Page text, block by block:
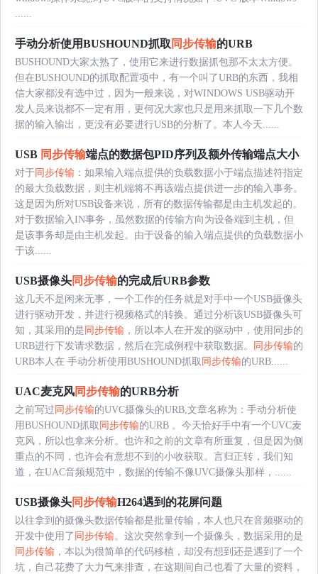
......
手动分析使用BUSHOUND抓取 同步传输的URB
BUSHOUND大家太熟了，使用它来进行数据抓包那不太太方便。
但在BUSHOUND的抓取配置项中，有一个叫了URB的东西，我相
信大家都没有选中过，因为一般来说，对WINDOWS USB驱动开
发人员来说都不一定有用，更何况大家也只是用来抓取一下几个数
据的输入输出，更没有必要进行USB的分析了。本人今天......
USB 同步传输端点的数据包PID序列及额外传输端点大小
对于 同步传输 ：如果输入端点提供的负载数据小于端点描述符指定
的最大负载数据，则主机端将不再该端点提供进一步的输入事务。
这是因为所对USB设备来说，所有的数据传输都是由主机发起的。
对于数据输入IN事务，虽然数据的传输方向为设备端到主机，但
是该事务却是由主机发起。由于设备的输入端点提供的负载数据小
于该......
USB摄像头同步传输的完成后URB参数
这几天不是闲来无事，一个工作的任务就是对手中一个USB摄像头
进行驱动开发，并进行视频格式的转换。通过分析该USB摄像头可
知，其采用的是 同步传输 ，所以本人在开发的驱动中，使用同步的
URB进行下发请求数据，然后在完成例程中获取数据。
同步传输的
URB本人在 手动分析使用BUSHOUND抓取 同步传输的URB......
UAC麦克风同步传输的URB分析
之前写过 同步传输的UVC摄像头的URB,文章名称为：手动分析使
用BUSHOUND抓取 同步传输的URB 。今天恰好手中有一个UVC麦
克风，所以也拿来分析。也许和之前的文章有所重复，但是因为侧
重点的不同，也许会有意想不到的小收获取。言归正转，我们知
道，在UAC音频规范中，数据的传输不像UVC摄像头那样，......
USB摄像头同步传输H264遇到的花屏问题
以往拿到的摄像头数据传输都是批量传输，本人也只在音频驱动的
开发中使用了 同步传输。这次突然拿到一个摄像头，数据采用的是
同步传输 ，本以为很简单的代码移植，却没有想到还是遇到了一个
坑，自己花费了大力气来排查，在这期间自己也看了大量的资料，